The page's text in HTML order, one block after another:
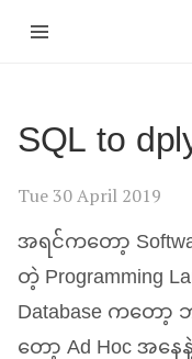
SQLto
Tue 30 April 2019
အရင်ကတော့
တဲ့ Programming
Database ကတော့
တော့ Ad Hoc အနေ